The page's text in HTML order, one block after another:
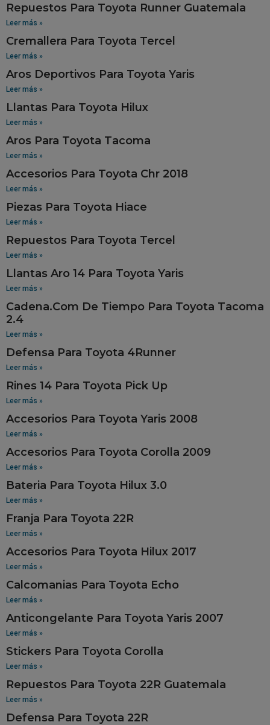
Repuestos Para Toyota Runner Guatemala
Leer más »
Cremallera Para Toyota Tercel
Leer más »
Aros Deportivos Para Toyota Yaris
Leer más »
Llantas Para Toyota Hilux
Leer más »
Aros Para Toyota Tacoma
Leer más »
Accesorios Para Toyota Chr 2018
Leer más »
Piezas Para Toyota Hiace
Leer más »
Repuestos Para Toyota Tercel
Leer más »
Llantas Aro 14 Para Toyota Yaris
Leer más »
Cadena.Com De Tiempo Para Toyota Tacoma
2.4
Leer más »
Defensa Para Toyota 4Runner
Leer más »
Rines 14 Para Toyota Pick Up
Leer más »
Accesorios Para Toyota Yaris 2008
Leer más »
Accesorios Para Toyota Corolla 2009
Leer más »
Bateria Para Toyota Hilux 3.0
Leer más »
Franja Para Toyota 22R
Leer más »
Accesorios Para Toyota Hilux 2017
Leer más »
Calcomanias Para Toyota Echo
Leer más »
Anticongelante Para Toyota Yaris 2007
Leer más »
Stickers Para Toyota Corolla
Leer más »
Repuestos Para Toyota 22R Guatemala
Leer más »
Defensa Para Toyota 22R